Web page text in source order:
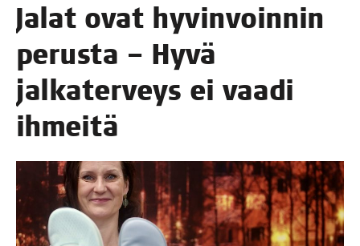
Jalat ovat hyvin­voin­nin
perus­ta – Hyvä
jal­ka­ter­veys ei vaa­di
ihmeitä